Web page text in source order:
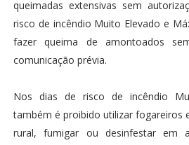
queimadas extensivas sem
risco de incêndio Muito Elevado e
fazer queima de amontoados
comunicação prévia.
Nos dias de risco de incêndio
também é proibido utilizar fogareiros
rural, fumigar ou desinfestar em